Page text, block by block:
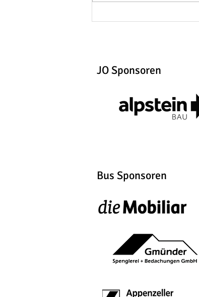
JO Sponsoren
Bus Sponsoren